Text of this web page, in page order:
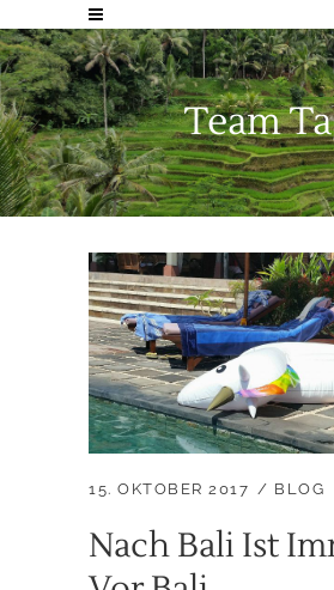
Team
15. OKTOBER 2017 BLOG
Nach Bali Ist